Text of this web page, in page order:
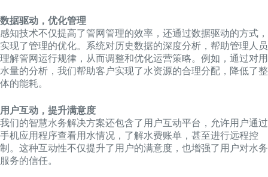
数据驱动，优化管理
感知技术不仅提高了管网管理的效率，还通过数据驱动的方式，
实现了管理的优化。系统对历史数据的深度分析，帮助管理人员
理解管网运行规律，从而调整和优化运营策略。例如，通过对用
水量的分析，我们帮助客户实现了水资源的合理分配，降低了整
体的能耗。
用户互动，提升满意度
我们的智慧水务解决方案还包含了用户互动平台，允许用户通过
手机应用程序查看用水情况，了解水费账单，甚至进行远程控
制。这种互动性不仅提升了用户的满意度，也增强了用户对水务
服务的信任。